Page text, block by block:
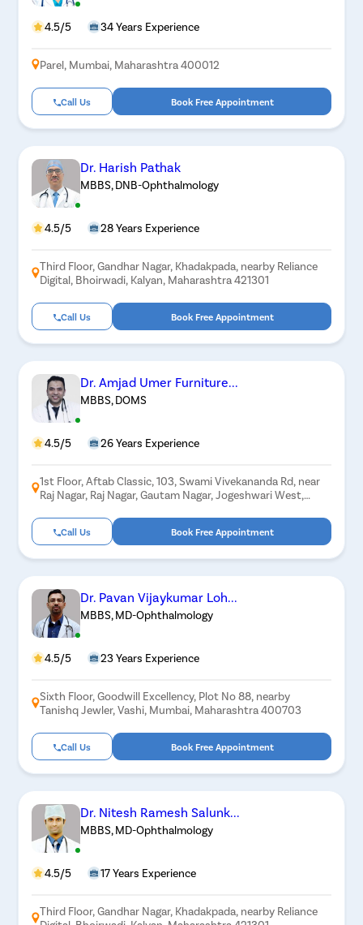
4.5/5 34 Years Experience
Parel, Mumbai, Maharashtra 400012
Call Us Book Free Appointment
Dr. Harish Pathak
MBBS, DNB-Ophthalmology
4.5/5 28 Years Experience
Third Floor, Gandhar Nagar, Khadakpada, nearby Reliance
Digital, Bhoirwadi, Kalyan, Maharashtra 421301
Call Us Book Free Appointment
Dr. Amjad Umer Furniture...
MBBS, DOMS
4.5/5 26 Years Experience
1st Floor, Aftab Classic, 103, Swami Vivekananda Rd, near
Raj Nagar, Raj Nagar, Gautam Nagar, Jogeshwari West,
Call Us Book Free Appointment
Dr. Pavan Vijaykumar Loh...
MBBS, MD-Ophthalmology
4.5/5 23 Years Experience
Sixth Floor, Goodwill Excellency, Plot No 88, nearby
Tanishq Jewler, Vashi, Mumbai, Maharashtra 400703
Call Us Book Free Appointment
Dr. Nitesh Ramesh Salunk...
MBBS, MD-Ophthalmology
4.5/5 17 Years Experience
Third Floor, Gandhar Nagar, Khadakpada, nearby Reliance